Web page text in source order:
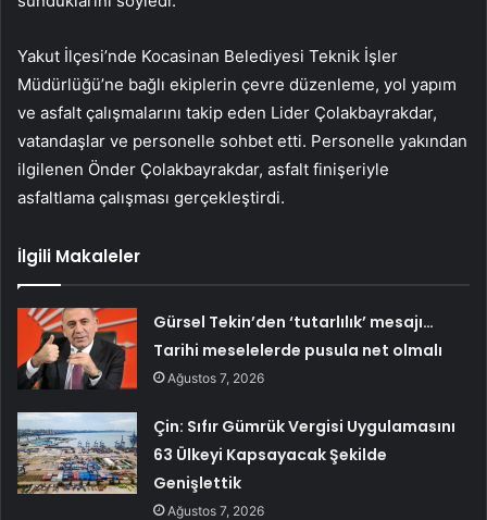
Yakut İlçesi’nde Kocasinan Belediyesi Teknik İşler
Müdürlüğü’ne bağlı ekiplerin çevre düzenleme, yol yapım
ve asfalt çalışmalarını takip eden Lider Çolakbayrakdar,
vatandaşlar ve personelle sohbet etti. Personelle yakından
ilgilenen Önder Çolakbayrakdar, asfalt finişeriyle
asfaltlama çalışması gerçekleştirdi.
İlgili Makaleler
Gürsel Tekin’den ‘tutarlılık’ mesajı…
Tarihi meselelerde pusula net olmalı
Ağustos 7, 2026
Çin: Sıfır Gümrük Vergisi Uygulamasını
63 Ülkeyi Kapsayacak Şekilde
Genişlettik
Ağustos 7, 2026